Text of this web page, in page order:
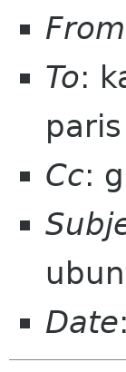
From
To:
Cc:
Date